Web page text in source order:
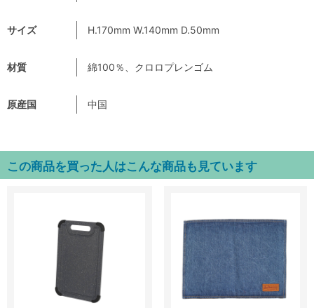
サイズ H.170mm W.140mm D.50mm
材質 綿100％、クロロプレンゴム
原産国 中国
この商品を買った人はこんな商品も見ています